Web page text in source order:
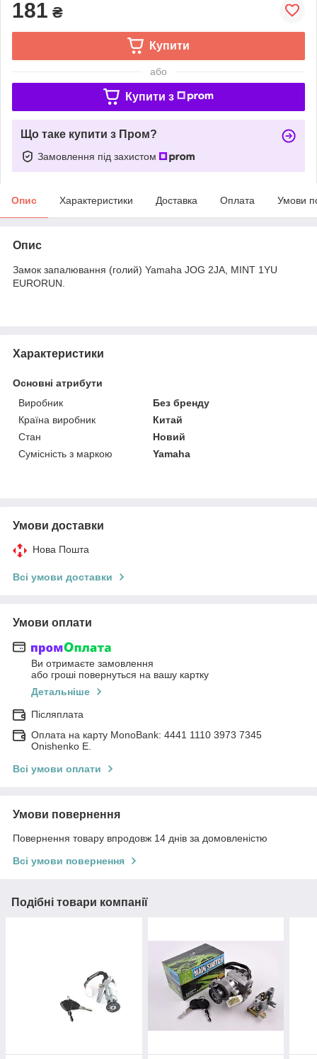
181 ₴
Купити
або
Купити з
Що таке купити з Пром?
Замовлення під захистом
Опис Характеристики Доставка Оплата Умови
Опис
Замок запалювання (голий) Yamaha JOG 2JA, MINT 1YU
EURORUN.
Характеристики
Основні атрибути
Виробник
Без бренду
Країна виробник
Китай
Стан
Новий
Сумісність з маркою
Yamaha
Умови доставки
Нова Пошта
Всі умови доставки
Умови оплати
Ви отримаєте замовлення
або гроші повернуться на вашу картку
Детальніше
Післяплата
Оплата на карту MonoBank: 4441 1110 3973 7345
Onishenko E.
Всі умови оплати
Умови повернення
Повернення товару впродовж 14 днів за домовленістю
Всі умови повернення
Подібні товари компанії